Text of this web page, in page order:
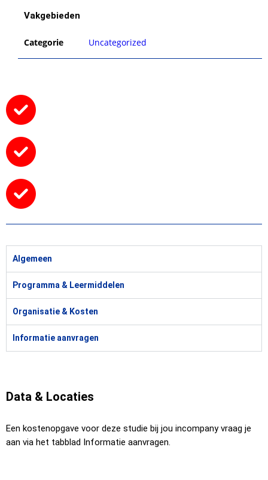
Vakgebieden
Categorie Uncategorized
Algemeen
Programma & Leermiddelen
Organisatie & Kosten
Informatie aanvragen
Data & Locaties
Een kostenopgave voor deze studie bij jou incompany vraag je
aan via het tabblad Informatie aanvragen.